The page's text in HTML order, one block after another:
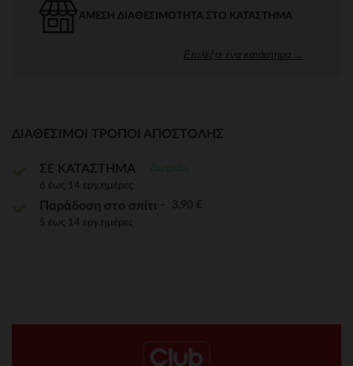
ΆΜΕΣΗ ΔΙΑΘΕΣΙΜΌΤΗΤΑ ΣΤΟ ΚΑΤΆΣΤΗΜΑ
Επιλέξτε ένα κατάστημα →
ΔΙΑΘΈΣΙΜΟΙ ΤΡΌΠΟΙ ΑΠΟΣΤΟΛΉΣ
ΣΕ ΚΑΤΑΣΤΗΜΑ
6 έως 14 εργ.ημέρες
Παράδοση στο σπίτι 3,90 €
5 έως 14 εργ.ημέρες